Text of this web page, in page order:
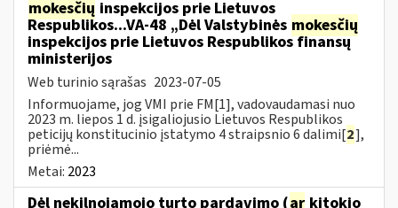
mokesčių inspekcijos prie Lietuvos
Respublikos...VA-48 „Dėl Valstybinės mokesčių
inspekcijos prie Lietuvos Respublikos finansų
ministerijos
Web turinio sąrašas 2023-07-05
Informuojame, jog VMI prie FM[1], vadovaudamasi nuo
2023 m. liepos 1 d. įsigaliojusio Lietuvos Respublikos
peticijų konstitucinio įstatymo 4 straipsnio 6 dalimi[2],
priėmė...
Metai: 2023
Dėl nekilnojamojo turto pardavimo (ar kitokio